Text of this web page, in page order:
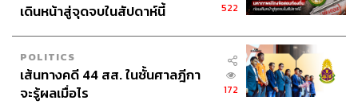
เดินหน้าสู่จุดจบในสัปดาห์นี้
522
POLITICS
เส้นทางคดี 44 สส. ในชั้นศาลฎีกา
จะรู้ผลเมื่อไร
172